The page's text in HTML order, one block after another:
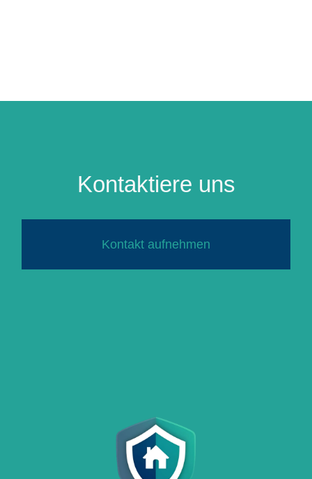
Kontaktiere uns
Kontakt aufnehmen